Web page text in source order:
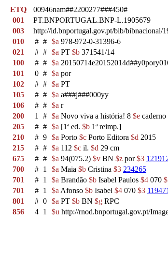
ETQ
00946nam##2200277###450#
001
PT.BNPORTUGAL.BNP-L.1905679
003
http://id.bnportugal.gov.pt/bib/bibnacional/
010
# # $a 978-972-0-31396-6
021
# # $a PT $b 371541/14
100
# # $a
101
0 # $a por
102
# # $a PT
105
# # $a a###j###000yy
106
# # $a r
200
1 # $a Novo viva a história! 8 $e
205
# # $a [1ª ed. $b 1ª reimp.]
210
# 9 $a Porto $c Porto Editora $d 2015
215
# # $a 112 $c il. $d 29 cm
675
# # $a 94(075.2) $v BN $z por$3
700
# 1 $a Maia $b Cristina $3 234265
701
# 1 $a Brandão $b Isabel Paulos $4 070
701
# 1 $a Afonso $b Isabel $4 070 $3
801
# 0 $a PT $b BN $g RPC
856
4 1 $u http://rnod.bnportugal.gov.pt/